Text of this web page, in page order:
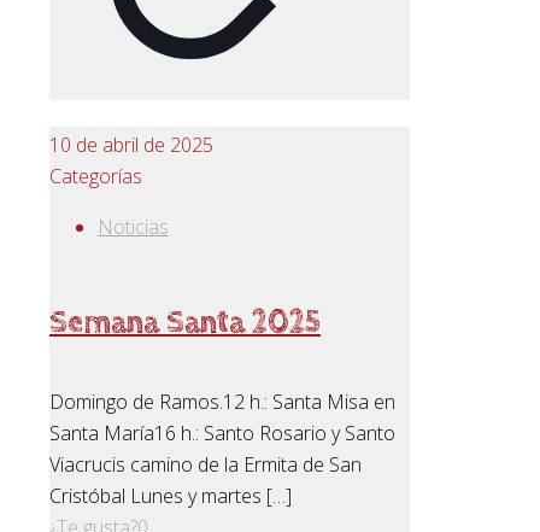
10 de abril de 2025
Categorías
Noticias
Semana Santa 2025
Domingo de Ramos.12 h.: Santa Misa en
Santa María16 h.: Santo Rosario y Santo
Viacrucis camino de la Ermita de San
Cristóbal Lunes y martes […]